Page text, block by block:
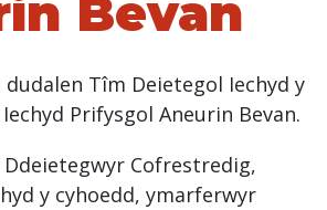
Bevan
dudalen Tîm Deietegol Iechyd y
Prifysgol Aneurin Bevan.
Ddeietegwyr Cofrestredig,
y cyhoedd, ymarferwyr